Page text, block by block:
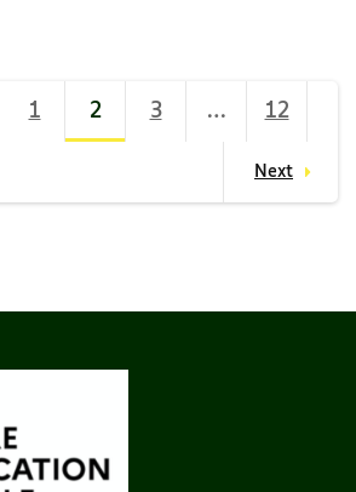
Page
1 Page
2 Page
3 … Page
12
Next